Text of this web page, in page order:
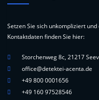
Setzen Sie sich unkompliziert
Kontaktdaten finden Sie hier:
Storchenweg 8c, 21217
office@detektei-acenta.de
+49 800 0001656
+49 160 97528546